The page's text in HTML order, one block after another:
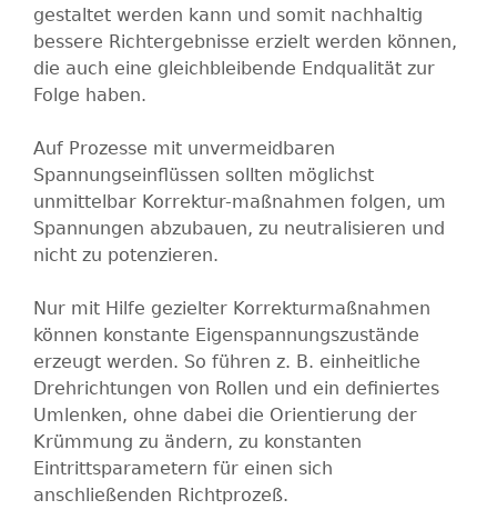
gestaltet werden kann und somit nachhaltig
bessere Richtergebnisse erzielt werden können,
die auch eine gleichbleibende Endqualität zur
Folge haben.
Auf Prozesse mit unvermeidbaren
Spannungseinflüssen sollten möglichst
unmittelbar Korrektur-maßnahmen folgen, um
Spannungen abzubauen, zu neutralisieren und
nicht zu potenzieren.
Nur mit Hilfe gezielter Korrekturmaßnahmen
können konstante Eigenspannungszustände
erzeugt werden. So führen z. B. einheitliche
Drehrichtungen von Rollen und ein definiertes
Umlenken, ohne dabei die Orientierung der
Krümmung zu ändern, zu konstanten
Eintrittsparametern für einen sich
anschließenden Richtprozeß.